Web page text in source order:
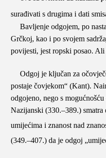
surađivati s drugima i dati
Bavljenje odgojem, po
Grčkoj, kao i po svojem
povijesti, jest ropski posao.
Odgoj je ključan za
postaje čovjekom“ (Kant).
odgojeno, nego s
Nazijanski (330.–389.) smatra
umijećima i znanost nad
(349.–407.) da je odgoj